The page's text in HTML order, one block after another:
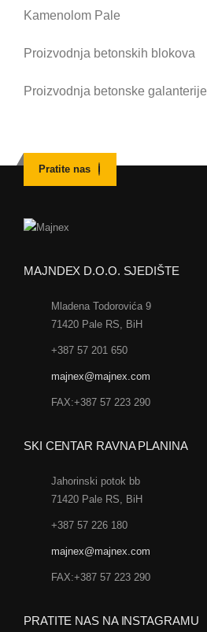
Kamenolom Pale
Proizvodnja betonskih blokova
Proizvodnja betonske galanterije
Pratite nas
MAJNDEX D.O.O. SJEDIŠTE
Mladena Todorovića 9
71420 Pale RS, BiH
+387 57 201 650
majnex@majnex.com
FAX:+387 57 223 290
SKI CENTAR RAVNA PLANINA
Jahorinski potok bb
71420 Pale RS, BiH
+387 57 226 180
majnex@majnex.com
FAX:+387 57 223 290
PRATITE NAS NA INSTAGRAMU